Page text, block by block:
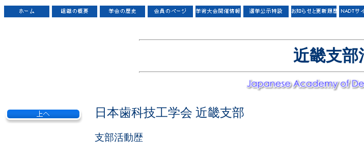
近畿支部
日本歯科技工学会 近畿支部
支部活動歴